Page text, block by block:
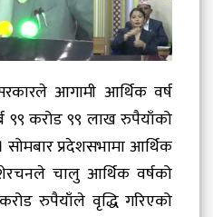
आगामी आर्थिक वर्ष
९९ करोड ९९ लाख रुपैयाँको
प्रदेशसभामा आर्थिक
शेरचनले चालु आर्थिक वर्षको
रुपैयाँले वृद्धि गरिएको